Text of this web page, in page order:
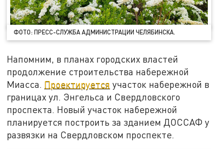
ФОТО: ПРЕСС-СЛУЖБА АДМИНИСТРАЦИИ ЧЕЛЯБИНСКА.
Напомним, в планах городских властей
продолжение строительства набережной
Миасса. Проектируется участок набережной в
границах ул. Энгельса и Свердловского
проспекта. Новый участок набережной
планируется построить за зданием ДОССАФ у
развязки на Свердловском проспекте.